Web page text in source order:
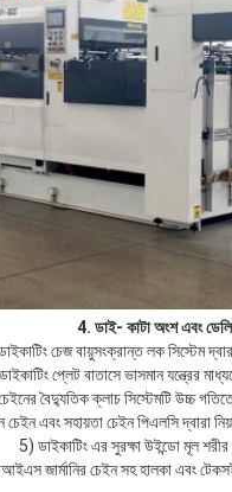
4. ডাই- কাটা অংশ এবং
চেজ বায়ুসংক্রান্ত লক সিস্টেম
প্লেট বাতাসে ভাসমান যন্ত্রের
বৈদ্যুতিক ক্লাচ সিস্টেমটি উচ্চ
এবং সহায়তা চেইন পিএলসি দ্বারা
5) ডাইকাটিং এর সুরক্ষা উইন্ডো মূল শরীর
জার্মানির চেইন সহ হালকা এবং টেকসই